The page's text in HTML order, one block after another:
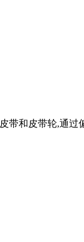
带和皮带轮,通过